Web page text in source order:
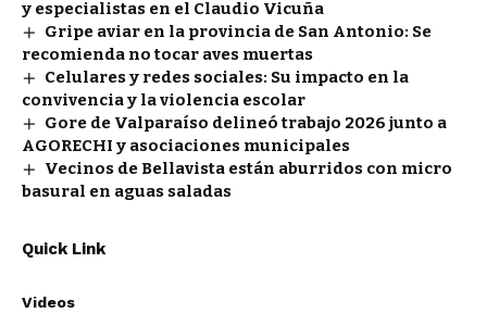
y especialistas en el Claudio Vicuña
Gripe aviar en la provincia de San Antonio: Se
recomienda no tocar aves muertas
Celulares y redes sociales: Su impacto en la
convivencia y la violencia escolar
Gore de Valparaíso delineó trabajo 2026 junto a
AGORECHI y asociaciones municipales
Vecinos de Bellavista están aburridos con micro
basural en aguas saladas
Quick Link
Videos